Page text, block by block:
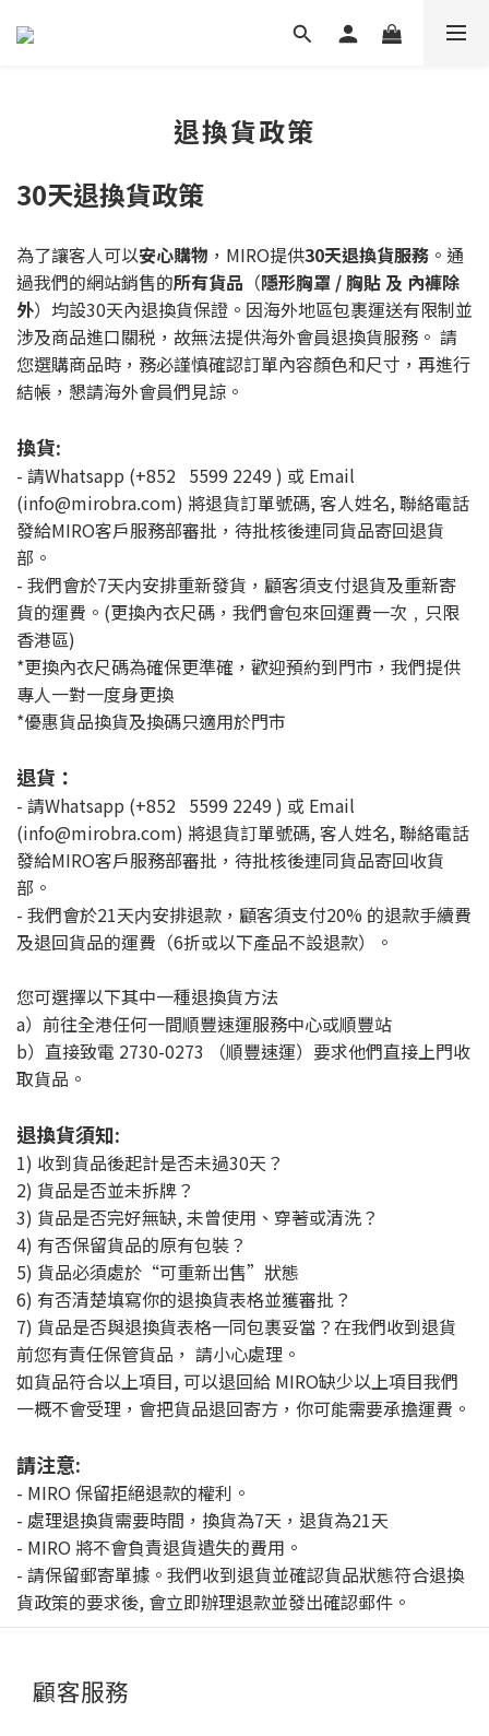
退換貨政策
30天退換貨政策
為了讓客人可以安心購物 ，MIRO提供30天退換貨服務 。通
過我們的網站銷售的所有貨品 （隱形胸罩 / 胸貼 及 內褲除
外）均設30天內退換貨保證。因海外地區包裹運送有限制並
涉及商品進口關税，故無法提供海外會員退換貨服務。 請
您選購商品時，務必謹慎確認訂單內容顏色和尺寸，再進行
結帳，懇請海外會員們見諒。
換貨:
- 請Whatsapp (+852 5599 2249 ) 或 Email
(info@mirobra.com) 將退貨訂單號碼, 客人姓名, 聯絡電話
發給MIRO客戶服務部審批，待批核後連同貨品寄回退貨
部。
- 我們會於7天内安排重新發貨，顧客須支付退貨及重新寄
貨的運費。(更換內衣尺碼，我們會包來回運費一次﹐只限
香港區)
*更換內衣尺碼為確保更準確，歡迎預約到門市，我們提供
專人一對一度身更換
*優惠貨品換貨及換碼只適用於門市
退貨：
- 請Whatsapp (+852 5599 2249 ) 或 Email
(info@mirobra.com) 將退貨訂單號碼, 客人姓名, 聯絡電話
發給MIRO客戶服務部審批，待批核後連同貨品寄回收貨
部。
- 我們會於21天内安排退款，顧客須支付20% 的退款手續費
及退回貨品的運費（6折或以下產品不設退款）。
您可選擇以下其中一種退換貨方法
a）前往全港任何一間順豐速運服務中心或順豐站
b）直接致電 2730-0273 （順豐速運）要求他們直接上門收
取貨品。
退換貨須知:
1) 收到貨品後起計是否未過30天？
2) 貨品是否並未拆牌？
3) 貨品是否完好無缺, 未曾使用、穿著或清洗？
4) 有否保留貨品的原有包裝？
5) 貨品必須處於“可重新出售”狀態
6) 有否清楚填寫你的退換貨表格並獲審批？
7) 貨品是否與退換貨表格一同包裹妥當？在我們收到退貨
前您有責任保管貨品， 請小心處理。
如貨品符合以上項目, 可以退回給 MIRO缺少以上項目我們
一概不會受理，會把貨品退回寄方，你可能需要承擔運費。
請注意:
- MIRO 保留拒絕退款的權利。
- 處理退換貨需要時間，換貨為7天，退貨為21天
- MIRO 將不會負責退貨遺失的費用。
- 請保留郵寄單據。我們收到退貨並確認貨品狀態符合退換
貨政策的要求後, 會立即辦理退款並發出確認郵件。
顧客服務